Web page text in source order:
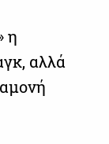
η
αλλά